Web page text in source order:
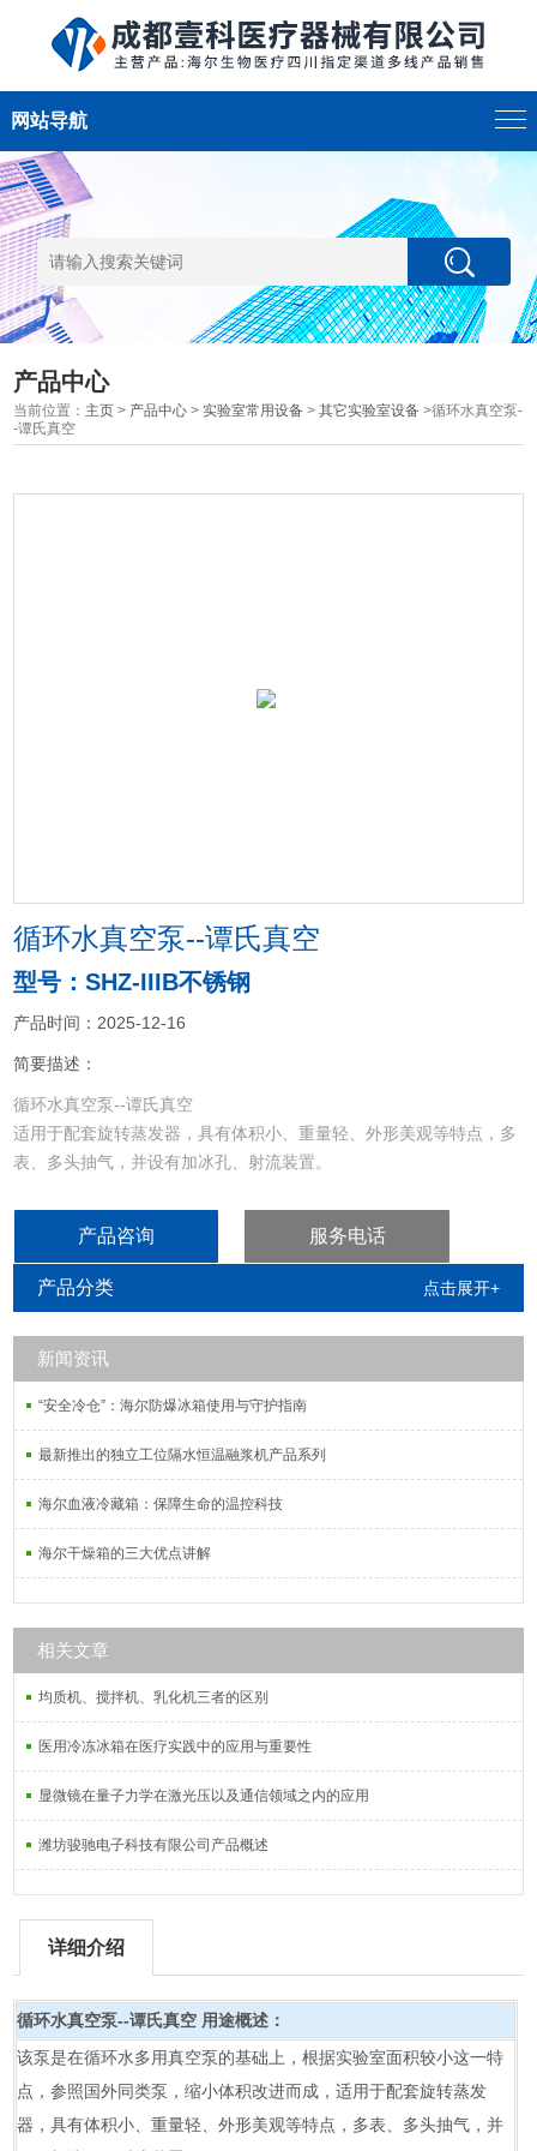
网站导航
产品中心
当前位置： 主页 > 产品中心 >实验室常用设备 >其它实验室设备 >循环水真空泵-
-谭氏真空
循环水真空泵--谭氏真空
型号：SHZ-IIIB不锈钢
产品时间：2025-12-16
简要描述：
循环水真空泵--谭氏真空
适用于配套旋转蒸发器，具有体积小、重量轻、外形美观等特点，多
表、多头抽气，并设有加冰孔、射流装置。
产品咨询 服务电话
产品分类 点击展开+
新闻资讯
“安全冷仓”：海尔防爆冰箱使用与守护指南
最新推出的独立工位隔水恒温融浆机产品系列
海尔血液冷藏箱：保障生命的温控科技
海尔干燥箱的三大优点讲解
相关文章
均质机、搅拌机、乳化机三者的区别
医用冷冻冰箱在医疗实践中的应用与重要性
显微镜在量子力学在激光压以及通信领域之内的应用
潍坊骏驰电子科技有限公司产品概述
详细介绍
循环水真空泵--谭氏真空 用途概述：
该泵是在循环水多用真空泵的基础上，根据实验室面积较小这一特
点，参照国外同类泵，缩小体积改进而成，适用于配套旋转蒸发
器，具有体积小、重量轻、外形美观等特点，多表、多头抽气，并